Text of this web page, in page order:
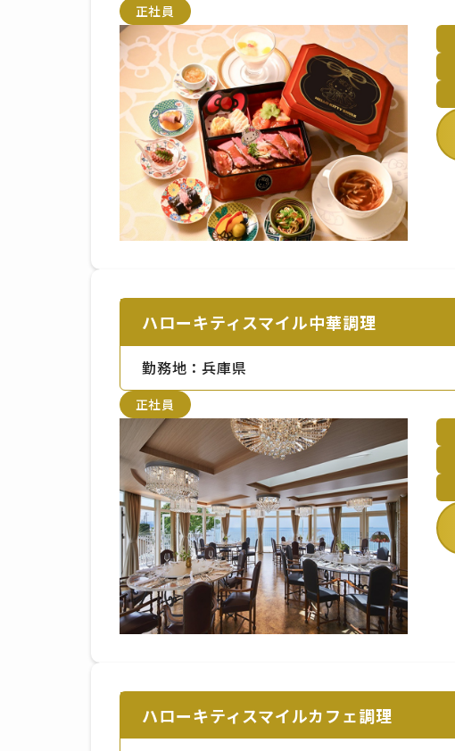
正社員
ハローキティスマイル中華調理
勤務地：兵庫県
正社員
ハローキティスマイルカフェ調理